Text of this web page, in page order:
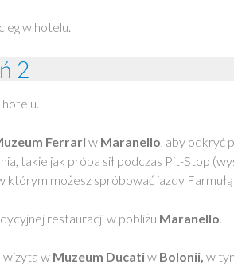
w hotelu.
2
Ferrariw Maranello , aby odkryć
takie jak próba sił podczas Pit-Stop
którym możesz spróbować jazdy
restauracji w pobliżu Maranello
wizyta w Muzeum Ducatiw Bolonii, w